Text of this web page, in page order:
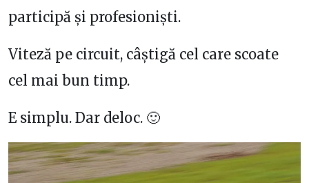
participă și profesioniști.
Viteză pe circuit, câștigă cel care scoate
cel mai bun timp.
E simplu. Dar deloc. 🙂